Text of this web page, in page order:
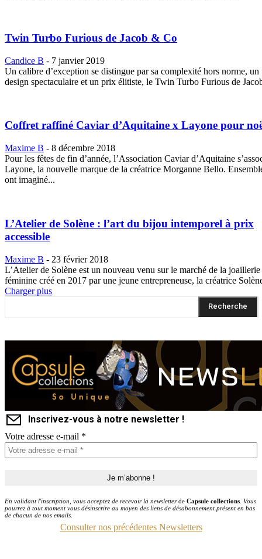
Twin Turbo Furious de Jacob & Co
Candice B - 7 janvier 2019
Un calibre d’exception se distingue par sa complexité hors norme, un
design spectaculaire et un prix élitiste, le Twin Turbo Furious de
Coffret raffiné Caviar d’Aquitaine x Layone pour
Maxime B - 8 décembre 2018
Pour les fêtes de fin d’année, l’Association Caviar d’Aquitaine
Layone, la nouvelle marque de la créatrice Morganne Bello.
ont imaginé...
L’Atelier de Solène : l’art du bijou intemporel à prix
accessible
Maxime B - 23 février 2018
L’Atelier de Solène est un nouveau venu sur le marché de la joaillerie
féminine créé en 2017 par une jeune entrepreneuse, la créatrice
Charger plus
Recherche
Inscrivez-vous à notre newsletter !
Votre adresse e-mail *
En validant l'inscription, vous acceptez de recevoir la newsletterde Capsule collections . Vous
pourrez à tout moment vous désinscrire au moyen des liens de désabonnement présent en bas
de chacun de nos emails.
Consulter nos précédentes Newsletters